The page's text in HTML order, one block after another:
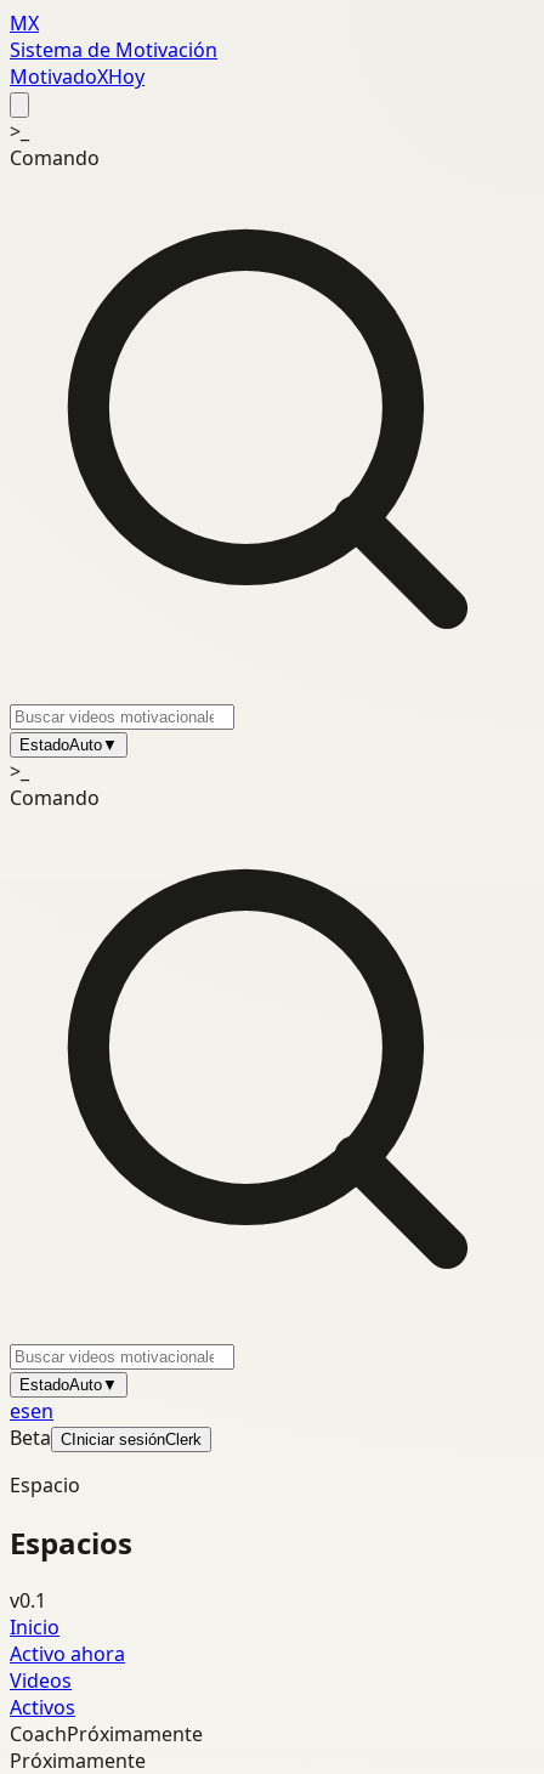
MX
Sistema de Motivación
MotivadoXHoy
>_
Comando
EstadoAuto▼
>_
Comando
EstadoAuto▼
esen
Beta C Iniciar sesiónClerk
Espacio
Espacios
v0.1
Inicio
Activo ahora
Videos
Activos
CoachPróximamente
Próximamente